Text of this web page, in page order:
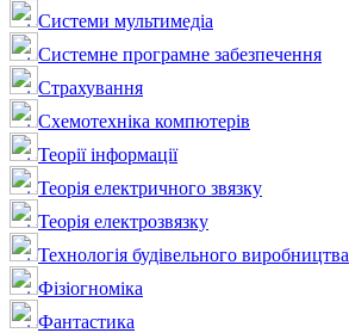
Системи мультимедіа
Системне програмне забезпечення
Страхування
Схемотехніка компютерів
Теорії інформації
Теорія електричного звязку
Теорія електрозвязку
Технологія будівельного виробництва
Фізіогноміка
Фантастика